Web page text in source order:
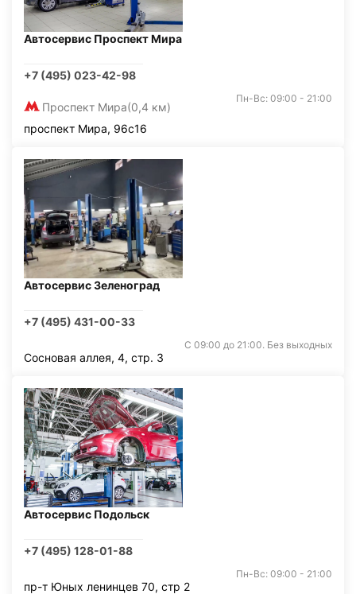
Автосервис Проспект Мира
+7 (495) 023-42-98
Проспект Мира(0,4 км)
Пн-Вс: 09:00 - 21:00
проспект Мира, 96с16
Автосервис Зеленоград
+7 (495) 431-00-33
С 09:00 до 21:00. Без выходных
Сосновая аллея, 4, стр. 3
Автосервис Подольск
+7 (495) 128-01-88
Пн-Вс: 09:00 - 21:00
пр-т Юных ленинцев 70, стр 2